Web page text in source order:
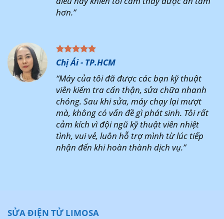
hơn.”
Chị Ái - TP.HCM
“Máy của tôi đã được các bạn kỹ thuật
viên kiểm tra cẩn thận, sửa chữa nhanh
chóng. Sau khi sửa, máy chạy lại mượt
mà, không có vấn đề gì phát sinh. Tôi rất
cảm kích vì đội ngũ kỹ thuật viên nhiệt
tình, vui vẻ, luôn hỗ trợ mình từ lúc tiếp
nhận đến khi hoàn thành dịch vụ.”
SỬA ĐIỆN TỬ LIMOSA